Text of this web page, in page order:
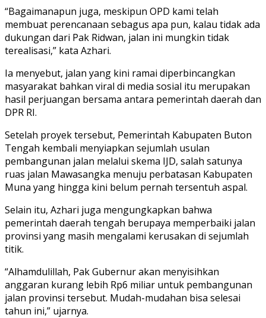
“Bagaimanapun juga, meskipun OPD kami telah
membuat perencanaan sebagus apa pun, kalau tidak ada
dukungan dari Pak Ridwan, jalan ini mungkin tidak
terealisasi,” kata Azhari.
Ia menyebut, jalan yang kini ramai diperbincangkan
masyarakat bahkan viral di media sosial itu merupakan
hasil perjuangan bersama antara pemerintah daerah dan
DPR RI.
Setelah proyek tersebut, Pemerintah Kabupaten Buton
Tengah kembali menyiapkan sejumlah usulan
pembangunan jalan melalui skema IJD, salah satunya
ruas jalan Mawasangka menuju perbatasan Kabupaten
Muna yang hingga kini belum pernah tersentuh aspal.
Selain itu, Azhari juga mengungkapkan bahwa
pemerintah daerah tengah berupaya memperbaiki jalan
provinsi yang masih mengalami kerusakan di sejumlah
titik.
“Alhamdulillah, Pak Gubernur akan menyisihkan
anggaran kurang lebih Rp6 miliar untuk pembangunan
jalan provinsi tersebut. Mudah-mudahan bisa selesai
tahun ini,” ujarnya.